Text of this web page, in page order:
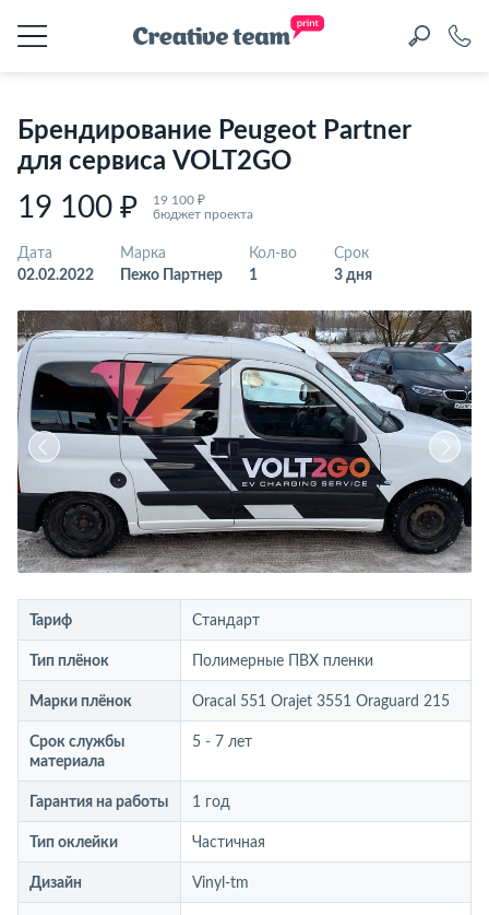
Брендирование Peugeot Partner
для сервиса VOLT2GO
19 100 ₽
19 100 ₽
бюджет проекта
Дата
02.02.2022
Марка
Пежо Партнер
Кол-во
1
Срок
3 дня
Тариф Стандарт
Тип плёнок Полимерные ПВХ пленки
Марки плёнок Oracal 551 Orajet 3551 Oraguard 215
Срок службы
материала
5 - 7 лет
Гарантия на работы 1 год
Тип оклейки Частичная
Дизайн Vinyl-tm